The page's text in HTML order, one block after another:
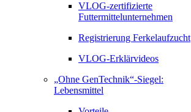
VLOG-zertifizierte
Futtermittelunternehmen
Registrierung Ferkelaufzucht
VLOG-Erklärvideos
„Ohne GenTechnik“-Siegel:
Lebensmittel